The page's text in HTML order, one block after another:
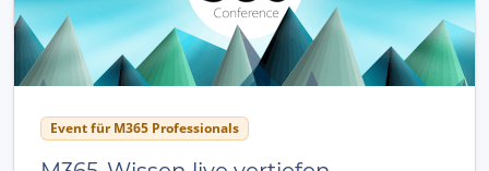
Event für M365 Professionals